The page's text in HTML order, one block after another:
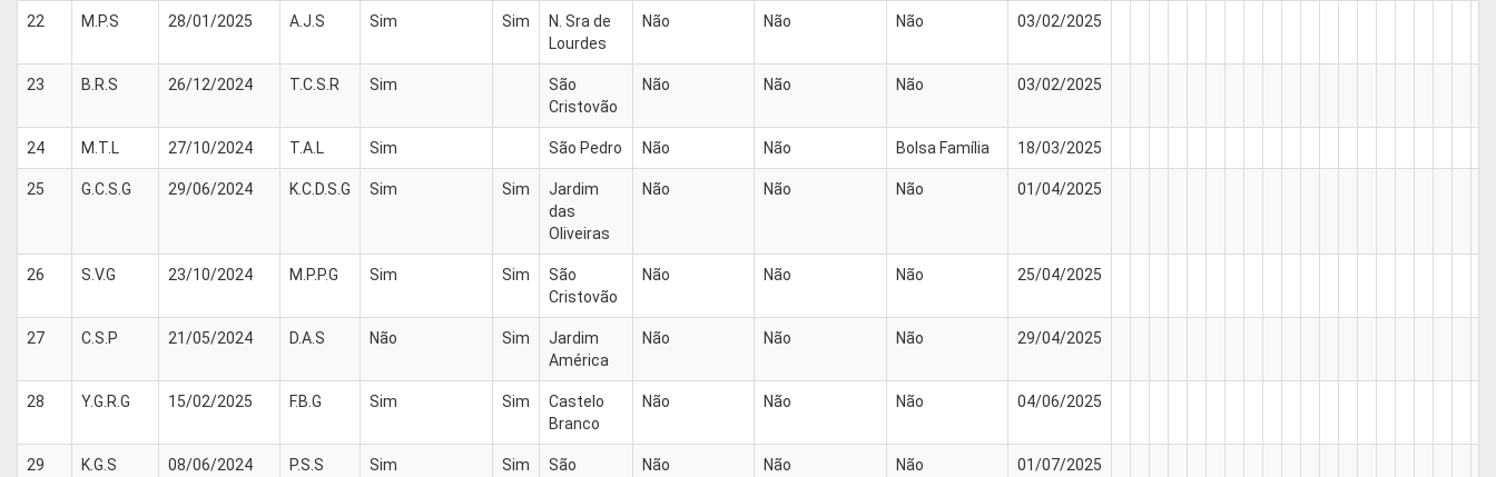
22 M.P.S 28/01/2025 A.J.S Sim Sim
N. Sra de
Lourdes
Não Não Não 03/02/2025
23 B.R.S 26/12/2024 T.C.S.R Sim
São
Cristovão
Não Não Não 03/02/2025
24 M.T.L 27/10/2024 T.A.L Sim São Pedro Não Não Bolsa Família 18/03/2025
25 G.C.S.G 29/06/2024 K.C.D.S.G Sim Sim
Jardim
das
Oliveiras
Não Não Não 01/04/2025
26 S.V.G 23/10/2024 M.P.P.G Sim Sim
São
Cristovão
Não Não Não 25/04/2025
27 C.S.P 21/05/2024 D.A.S Não Sim
Jardim
América
Não Não Não 29/04/2025
28 Y.G.R.G 15/02/2025 F.B.G Sim Sim
Castelo
Branco
Não Não Não 04/06/2025
29 K.G.S 08/06/2024 P.S.S Sim Sim
São
Não Não Não 01/07/2025